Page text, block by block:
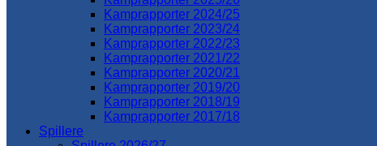
Kamprapporter 2024/25
Kamprapporter 2023/24
Kamprapporter 2022/23
Kamprapporter 2021/22
Kamprapporter 2020/21
Kamprapporter 2019/20
Kamprapporter 2018/19
Kamprapporter 2017/18
Spillere